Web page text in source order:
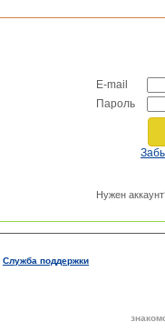
E-mail
Пароль
Нужен
Служба поддержки